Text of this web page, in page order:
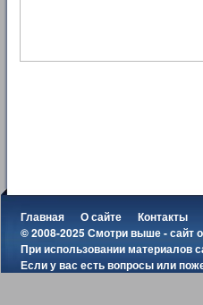
Главная О сайте Контакты
© 2008-2025 Смотри выше - сайт
При использовании материалов
Если у вас есть вопросы или